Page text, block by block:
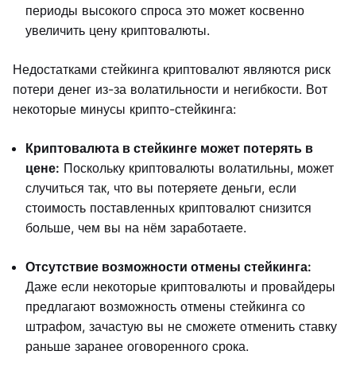
периоды высокого спроса это может косвенно
увеличить цену криптовалюты.
Недостатками стейкинга криптовалют являются риск
потери денег из-за волатильности и негибкости. Вот
некоторые минусы крипто-стейкинга:
Криптовалюта в стейкинге может потерять в
цене: Поскольку криптовалюты волатильны, может
случиться так, что вы потеряете деньги, если
стоимость поставленных криптовалют снизится
больше, чем вы на нём заработаете.
Отсутствие возможности отмены стейкинга:
Даже если некоторые криптовалюты и провайдеры
предлагают возможность отмены стейкинга со
штрафом, зачастую вы не сможете отменить ставку
раньше заранее оговоренного срока.